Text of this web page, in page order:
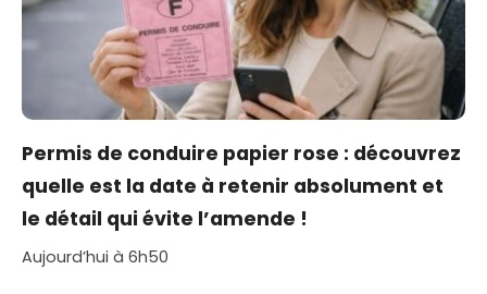
Permis de conduire papier rose : découvrez
quelle est la date à retenir absolument et
le détail qui évite l’amende !
Aujourd’hui à 6h50